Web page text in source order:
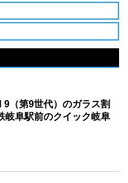
9（第9世代）のガラス割
岐阜駅前のクイック岐阜